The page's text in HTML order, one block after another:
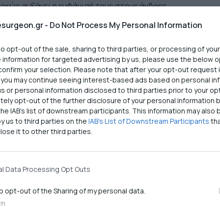
- Do Not Process My Personal Information
opt-out of the sale, sharing to third parties, or processing of
information for targeted advertising by us, please use the below
your selection. Please note that after your opt-out request
may continue seeing interest-based ads based on personal
or personal information disclosed to third parties prior to your
opt-out of the further disclosure of your personal information
IAB’s list of downstream participants. This information may also
us to third parties on the IAB’s List of Downstream Participants
it to other third parties.
Data Processing Opt Outs
opt-out of the Sharing of my personal data.
αυξάνει η εμφάνισή τους στους άνδρες.
φάσμα, μα δυστυχώς διαγιγνώσκονται στην εποχή μας
όπως και παιδιά.
μου;
συνδυασμό αιματολογικών εξετάσεων
και υπερηχογραφήματος θυρεοειδούς.
γίνονται μόνο ορμονολογικές εξετάσεις αίματος, διότι
θυρεοειδή, αυτές εξακολουθούν να δείχνουν
Πρέπει πάντοτε να πραγματοποιείται
συχνά αποκαλύπτει ογκίδια («όζους») που ούτε
ούτε προειδοποιητικά συμπτώματα προκαλούν, ούτε
αίματος.